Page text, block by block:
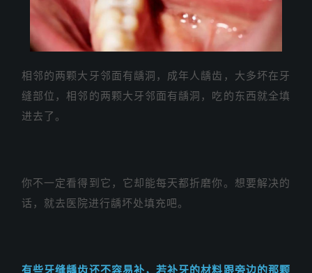
相邻的两颗大牙邻面有龋洞，成年人龋齿，大多坏在牙
缝部位，相邻的两颗大牙邻面有龋洞，吃的东西就全填
进去了。
你不一定看得到它，它却能每天都折磨你。想要解决的
话，就去医院进行龋坏处填充吧。
有些牙缝龋齿还不容易补，若补牙的材料跟旁边的那颗